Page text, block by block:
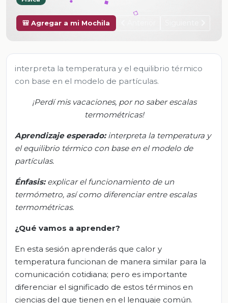
🎒 Agregar a mi Mochila
interpreta la temperatura y el equilibrio térmico
con base en el modelo de partículas.
¡Perdí mis vacaciones, por no saber escalas
termométricas!
Aprendizaje esperado:interpreta la temperatura y
el equilibrio térmico con base en el modelo de
partículas.
Énfasis:explicar el funcionamiento de un
termómetro, así como diferenciar entre escalas
termométricas.
¿Qué vamos a aprender?
En esta sesión aprenderás que calor y
temperatura funcionan de manera similar para la
comunicación cotidiana; pero es importante
diferenciar el significado de estos términos en
ciencias del que tienen en el lenguaje común.